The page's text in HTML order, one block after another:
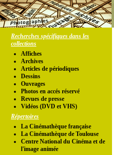
Recherches spécifiques dans les
collections
Affiches
Archives
Articles de périodiques
Dessins
Ouvrages
Photos en accés réservé
Revues de presse
Vidéos (DVD et VHS)
Répertoires
La Cinémathèque française
La Cinémathèque de Toulouse
Centre National du Cinéma et de
l'image animée